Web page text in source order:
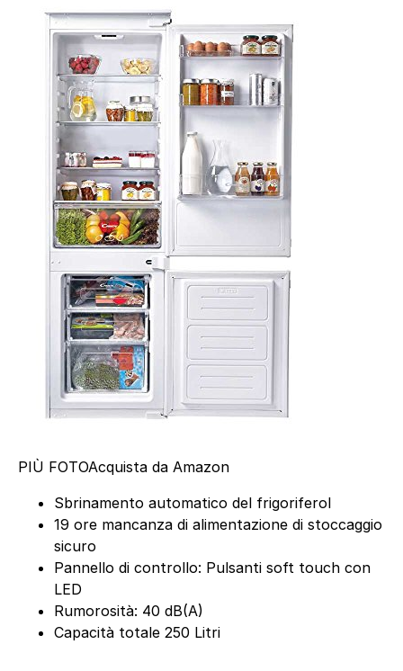
PIÙ FOTOAcquista da Amazon
Sbrinamento automatico del frigoriferol
19 ore mancanza di alimentazione di stoccaggio
sicuro
Pannello di controllo: Pulsanti soft touch con
LED
Rumorosità: 40 dB(A)
Capacità totale 250 Litri